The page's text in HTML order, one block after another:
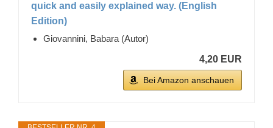
quick and easily explained way. (English
Edition)
Giovannini, Babara (Autor)
4,20 EUR
Bei Amazon anschauen